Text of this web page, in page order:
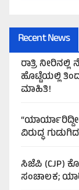
Recent News
ರಾತ್ರಿ
ಹೊಟ್ಟೆಯಲ್ಲಿ
ಮಾಹಿತಿ!
ವಿರುದ್ಧ
ಸಿಜೆಪಿ (CJP)
ಸಂಚಾಲಕ;